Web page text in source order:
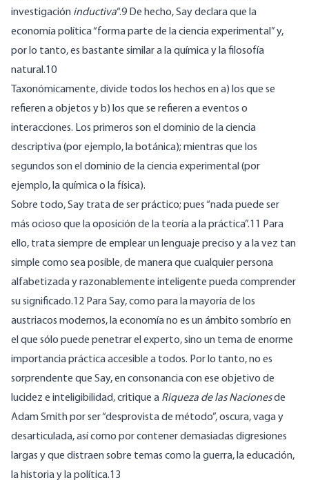
investigación inductiva“.9 De hecho, Say declara que la
economía política “forma parte de la ciencia experimental” y,
por lo tanto, es bastante similar a la química y la filosofía
natural.10
Taxonómicamente, divide todos los hechos en a) los que se
refieren a objetos y b) los que se refieren a eventos o
interacciones. Los primeros son el dominio de la ciencia
descriptiva (por ejemplo, la botánica); mientras que los
segundos son el dominio de la ciencia experimental (por
ejemplo, la química o la física).
Sobre todo, Say trata de ser práctico; pues “nada puede ser
más ocioso que la oposición de la teoría a la práctica”.11 Para
ello, trata siempre de emplear un lenguaje preciso y a la vez tan
simple como sea posible, de manera que cualquier persona
alfabetizada y razonablemente inteligente pueda comprender
su significado.12 Para Say, como para la mayoría de los
austriacos modernos, la economía no es un ámbito sombrío en
el que sólo puede penetrar el experto, sino un tema de enorme
importancia práctica accesible a todos. Por lo tanto, no es
sorprendente que Say, en consonancia con ese objetivo de
lucidez e inteligibilidad, critique a Riqueza de las Nacionesde
Adam Smith por ser “desprovista de método”, oscura, vaga y
desarticulada, así como por contener demasiadas digresiones
largas y que distraen sobre temas como la guerra, la educación,
la historia y la política.13